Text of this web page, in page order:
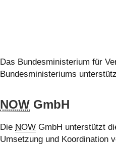
Das Bundesministerium für
Bundesministeriums
NOW GmbH
Die NOW GmbH unterstützt
Umsetzung und Koordination